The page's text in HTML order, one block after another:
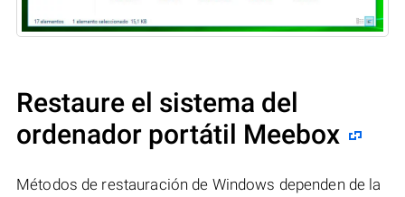
Restaure el sistema del
ordenador portátil Meebox
Métodos de restauración de Windows dependen de la